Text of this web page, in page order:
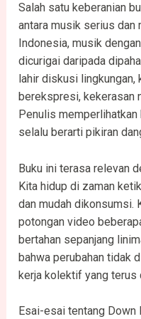
Salah satu keberanian
antara musik serius dan
Indonesia, musik
dicurigai daripada
lahir diskusi
berekspresi, kekerasan
Penulis
selalu berarti pikiran
Buku ini terasa relevan
Kita hidup di zaman
dan mudah dikonsumsi.
potongan video
bertahan sepanjang
bahwa perubahan tidak
kerja kolektif yang terus
Esai-esai tentang